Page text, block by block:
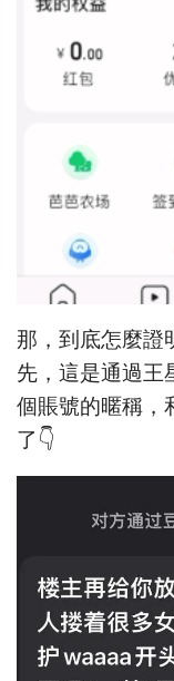
那，到底怎麼證
先，這是通過王
個賬號的暱稱，
了👇